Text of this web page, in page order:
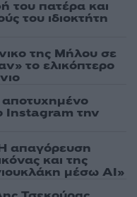
του πατέρα και
του ιδιοκτήτη
της Μήλου σε
το ελικόπτερο
αποτυχημένο
Instagram την
απαγόρευση
και της
μέσω AI»